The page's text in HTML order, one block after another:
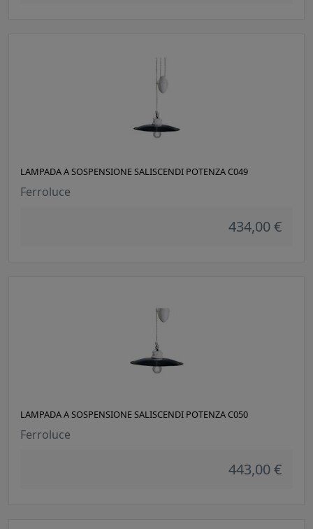
LAMPADA A SOSPENSIONE SALISCENDI POTENZA C049
Ferroluce
434,00 €
LAMPADA A SOSPENSIONE SALISCENDI POTENZA C050
Ferroluce
443,00 €